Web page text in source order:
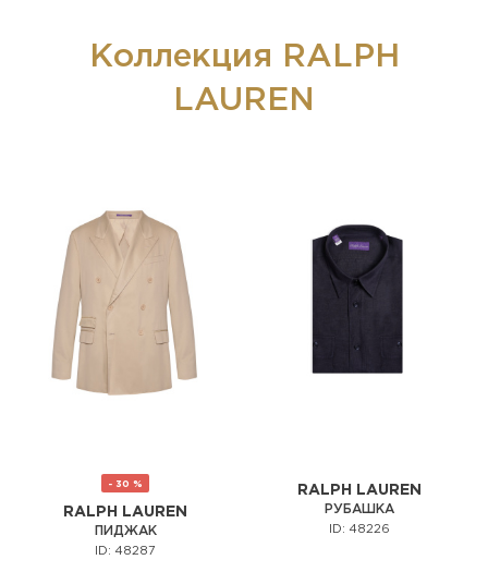
Коллекция RALPH
LAUREN
- 30 %
RALPH LAUREN
ПИДЖАК
ID: 48287
RALPH LAUREN
РУБАШКА
ID: 48226